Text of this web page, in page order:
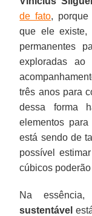
de fato,
que ele existe,
permanentes
exploradas
três anos para
dessa forma
elementos
está sendo de
possível
cúbicos
Na
sustentável